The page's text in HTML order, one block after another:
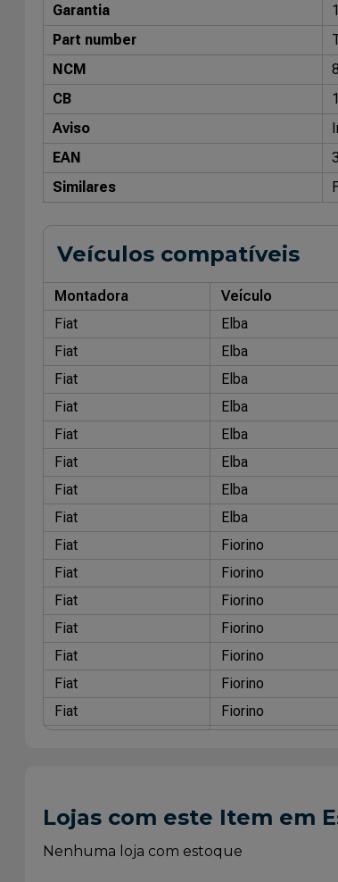
Garantia
Part number
NCM
CB
Aviso
EAN
Similares
Veículos compatíveis
Montadora Veículo
Fiat
Elba
Fiat
Elba
Fiat
Elba
Fiat
Elba
Fiat
Elba
Fiat
Elba
Fiat
Elba
Fiat
Elba
Fiat
Fiorino
Fiat
Fiorino
Fiat
Fiorino
Fiat
Fiorino
Fiat
Fiorino
Fiat
Fiorino
Fiat
Fiorino
Fiat
Fiorino
Fiat
Prêmio
Lojas com este Item em
Nenhuma loja com estoque